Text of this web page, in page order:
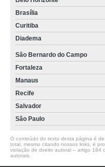
Brasília
Curitiba
Diadema
São Bernardo do Campo
Fortaleza
Manaus
Recife
Salvador
São Paulo
O conteúdo do texto desta página é
total, mesmo citando nossos links, é
violação de direito autoral – artigo 184
autorais